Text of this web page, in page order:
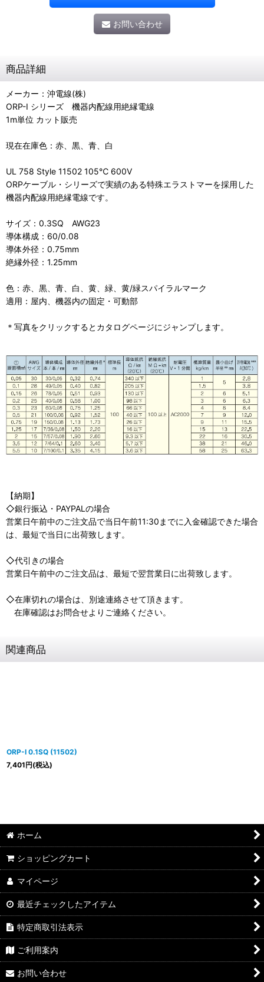
お問い合わせ
商品詳細
メーカー：沖電線(株)
ORP-I シリーズ 機器内配線用絶縁電線
1m単位 カット販売
現在在庫色：赤、黒、青、白
UL 758 Style 11502 105℃ 600V
ORPケーブル・シリーズで実績のある特殊エラストマーを採用した
機器内配線用絶縁電線です。
サイズ：0.3SQ AWG23
導体構成：60/0.08
導体外径：0.75mm
絶縁外径：1.25mm
色：赤、黒、青、白、黄、緑、黄/緑スパイラルマーク
適用：屋内、機器内の固定・可動部
＊写真をクリックするとカタログページにジャンプします。
【納期】
◇銀行振込・PAYPALの場合
営業日午前中のご注文品で当日午前11:30までに入金確認できた場合
は、最短で当日に出荷致します。
◇代引きの場合
営業日午前中のご注文品は、最短で翌営業日に出荷致します。
◇在庫切れの場合は、別途連絡させて頂きます。
在庫確認はお問合せよりご連絡ください。
関連商品
ORP-I 0.1SQ (11502)
7,401円(税込)
ホーム
ショッピングカート
マイページ
最近チェックしたアイテム
特定商取引法表示
ご利用案内
お問い合わせ